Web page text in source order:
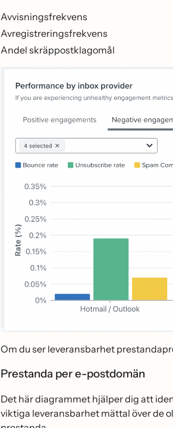
Avvisningsfrekvens
Avregistreringsfrekvens
Andel skräppostklagomål
Om du ser leveransbarhet
Prestanda per e-postdomän
Det här diagrammet hjälper dig att
viktiga leveransbarhet mättal över de